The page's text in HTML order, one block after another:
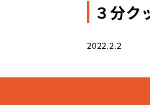
３分ク
2022.2.2